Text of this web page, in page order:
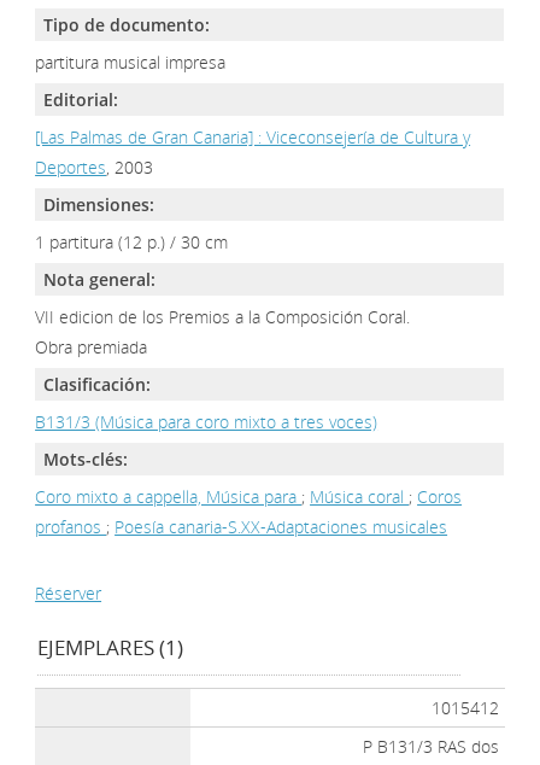
Tipo de documento:
partitura musical impresa
Editorial:
[Las Palmas de Gran Canaria] : Viceconsejería de Cultura y
Deportes, 2003
Dimensiones:
1 partitura (12 p.) / 30 cm
Nota general:
VII edicion de los Premios a la Composición Coral.
Obra premiada
Clasificación:
B131/3 (Música para coro mixto a tres voces)
Mots-clés:
Coro mixto a cappella, Música para ; Música coral ; Coros
profanos ; Poesía canaria-S.XX-Adaptaciones musicales
Réserver
EJEMPLARES (1)
1015412
P B131/3 RAS dos